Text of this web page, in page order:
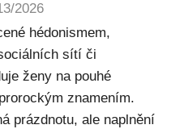
2026
hédonismem,
sítí či
ženy na pouhé
znamením.
prázdnotu, ale naplnění